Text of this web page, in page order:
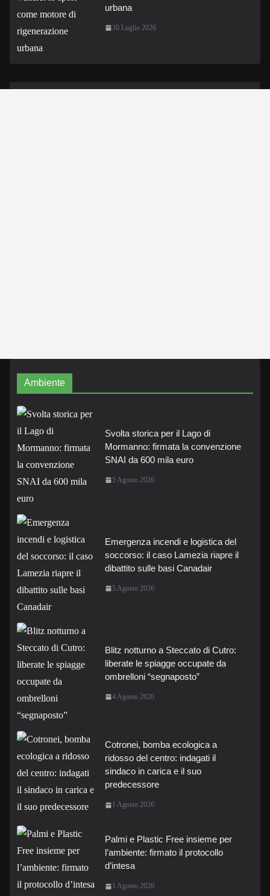
urbana
30 Luglio 2026
Ambiente
Svolta storica per il Lago di
Mormanno: firmata la convenzione
SNAI da 600 mila euro
5 Agosto 2026
Emergenza incendi e logistica del
soccorso: il caso Lamezia riapre il
dibattito sulle basi Canadair
5 Agosto 2026
Blitz notturno a Steccato di Cutro:
liberate le spiagge occupate da
ombrelloni “segnaposto”
4 Agosto 2026
Cotronei, bomba ecologica a
ridosso del centro: indagati il
sindaco in carica e il suo
predecessore
1 Agosto 2026
Palmi e Plastic Free insieme per
l’ambiente: firmato il protocollo
d’intesa
1 Agosto 2026